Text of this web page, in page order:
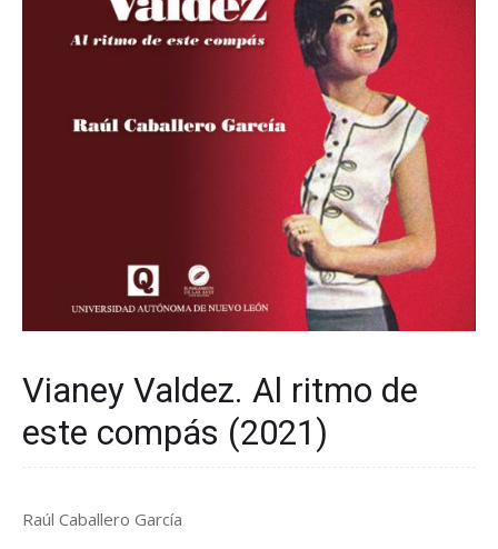
Vianey Valdez. Al ritmo de
este compás (2021)
Raúl Caballero García